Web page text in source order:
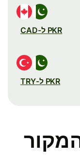
PKR ל-CAD
PKR ל-TRY